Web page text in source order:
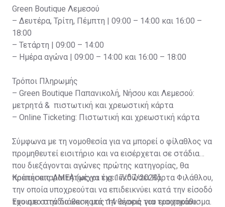
Green Boutique Λεμεσού
– Δευτέρα, Τρίτη, Πέμπτη | 09:00 – 14:00 και 16:00 –
18:00
– Τετάρτη | 09:00 – 14:00
– Ημέρα αγώνα | 09:00 – 14:00 και 16:00 – 18:00
Τρόποι Πληρωμής
– Green Boutique Παπανικολή, Νήσου και Λεμεσού:
μετρητά & πιστωτική και χρεωστική κάρτα
– Online Ticketing: Πιστωτική και χρεωστική κάρτα
Σύμφωνα με τη νομοθεσία για να μπορεί ο φίλαθλος να
προμηθευτεί εισιτήριο και να εισέρχεται σε στάδια
που διεξάγονται αγώνες πρώτης κατηγορίας, θα
πρέπει απαραιτήτως να έχει εκδώσει Κάρτα Φιλάθλου,
την οποία υποχρεούται να επιδεικνύει κατά την είσοδό
του στο στάδιο και κατά την αγορά του εισιτηρίου.
Κρατήσεις ΑΜΕΑ (μέχρι τις 17/07/2023)
Έχουμε στην διάθεση μας 14 θέσεις για τροχοκάθισμα.